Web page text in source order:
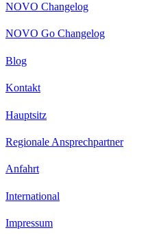
NOVO Changelog
NOVO Go Changelog
Blog
Kontakt
Hauptsitz
Regionale Ansprechpartner
Anfahrt
International
Impressum